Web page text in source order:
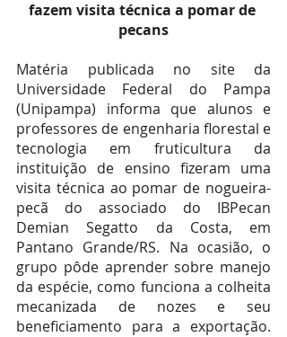
fazem visita técnica a pomar de
pecans
Matéria publicada no site da
Universidade Federal do Pampa
(Unipampa) informa que alunos e
professores de engenharia florestal e
tecnologia em fruticultura da
instituição de ensino fizeram uma
visita técnica ao pomar de nogueira-
pecã do associado do IBPecan
Demian Segatto da Costa, em
Pantano Grande/RS. Na ocasião, o
grupo pôde aprender sobre manejo
da espécie, como funciona a colheita
mecanizada de nozes e seu
beneficiamento para a exportação.